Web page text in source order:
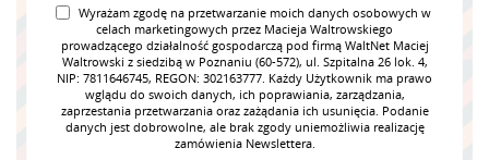
Wyrażam zgodę na przetwarzanie moich danych osobowych w
celach marketingowych przez Macieja Waltrowskiego
prowadzącego działalność gospodarczą pod firmą WaltNet Maciej
Waltrowski z siedzibą w Poznaniu (60-572), ul. Szpitalna 26 lok. 4,
NIP: 7811646745, REGON: 302163777. Każdy Użytkownik ma prawo
wglądu do swoich danych, ich poprawiania, zarządzania,
zaprzestania przetwarzania oraz zażądania ich usunięcia. Podanie
danych jest dobrowolne, ale brak zgody uniemożliwia realizację
zamówienia Newslettera.